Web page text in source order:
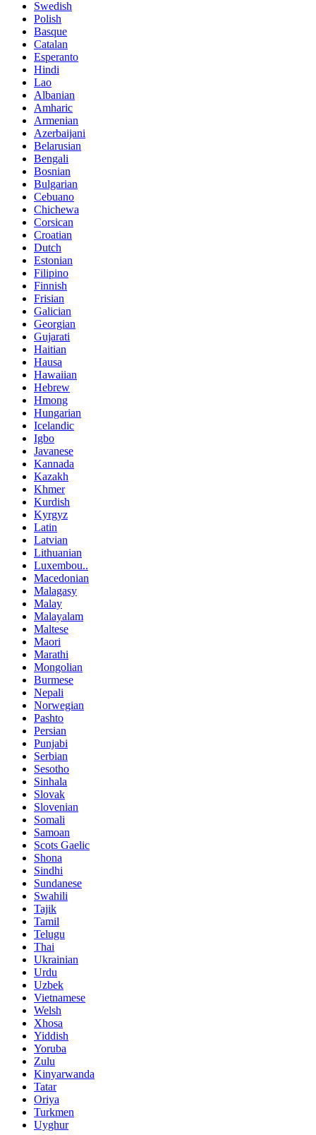
Swedish
Polish
Basque
Catalan
Esperanto
Hindi
Lao
Albanian
Amharic
Armenian
Azerbaijani
Belarusian
Bengali
Bosnian
Bulgarian
Cebuano
Chichewa
Corsican
Croatian
Dutch
Estonian
Filipino
Finnish
Frisian
Galician
Georgian
Gujarati
Haitian
Hausa
Hawaiian
Hebrew
Hmong
Hungarian
Icelandic
Igbo
Javanese
Kannada
Kazakh
Khmer
Kurdish
Kyrgyz
Latin
Latvian
Lithuanian
Luxembou..
Macedonian
Malagasy
Malay
Malayalam
Maltese
Maori
Marathi
Mongolian
Burmese
Nepali
Norwegian
Pashto
Persian
Punjabi
Serbian
Sesotho
Sinhala
Slovak
Slovenian
Somali
Samoan
Scots Gaelic
Shona
Sindhi
Sundanese
Swahili
Tajik
Tamil
Telugu
Thai
Ukrainian
Urdu
Uzbek
Vietnamese
Welsh
Xhosa
Yiddish
Yoruba
Zulu
Kinyarwanda
Tatar
Oriya
Turkmen
Uyghur